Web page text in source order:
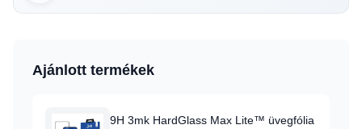
Ajánlott termékek
9H 3mk HardGlass Max Lite™ üvegfólia